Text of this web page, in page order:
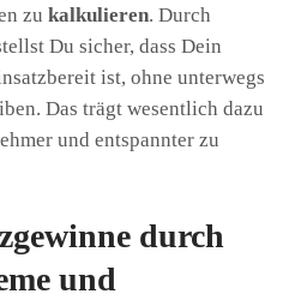
zu kalkulieren. Durch
Du sicher, dass Dein
ist, ohne unterwegs
Das trägt wesentlich dazu
und entspannter zu
durch
und